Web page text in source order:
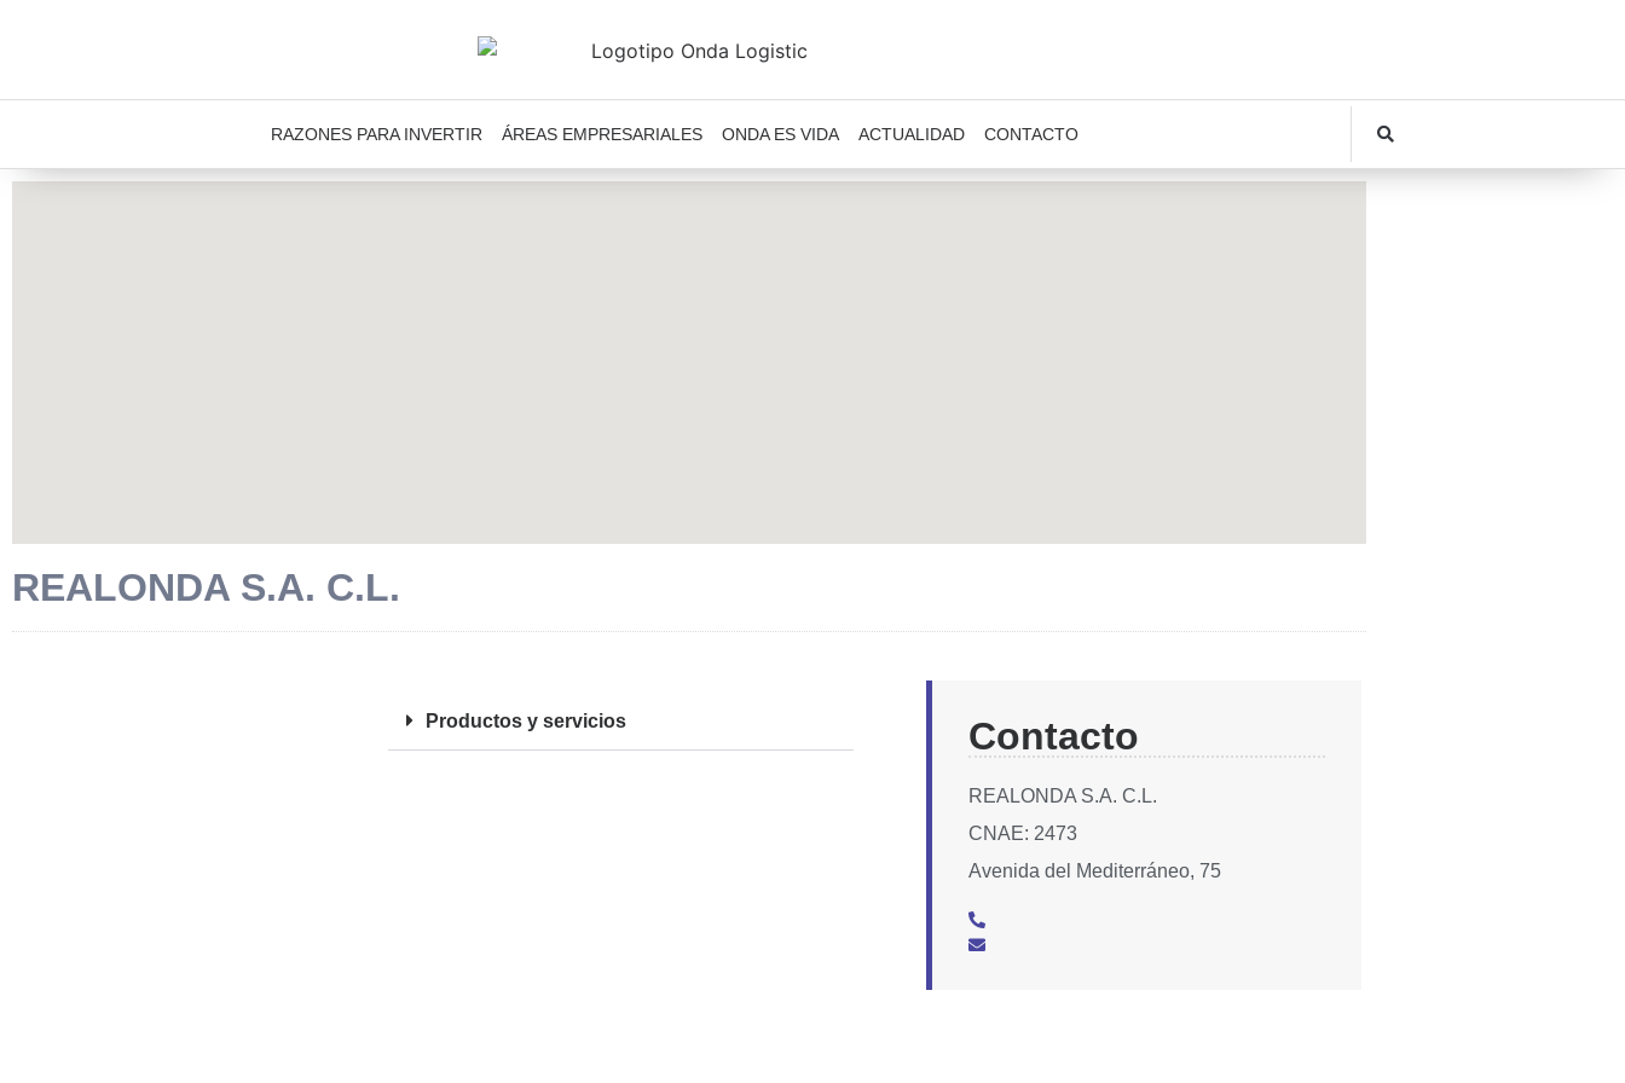
RAZONES PARA INVERTIR ÁREAS EMPRESARIALES ONDA ES VIDA ACTUALIDAD CONTACTO
REALONDA S.A. C.L.
Productos y servicios Contacto
REALONDA S.A. C.L.
CNAE: 2473
Avenida del Mediterráneo, 75